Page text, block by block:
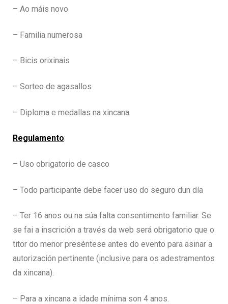
– Ao máis novo
– Familia numerosa
– Bicis orixinais
– Sorteo de agasallos
– Diploma e medallas na xincana
Regulamento:
– Uso obrigatorio de casco
– Todo participante debe facer uso do seguro dun día
– Ter 16 anos ou na súa falta consentimento familiar. Se
se fai a inscrición a través da web será obrigatorio que o
titor do menor preséntese antes do evento para asinar a
autorización pertinente (inclusive para os adestramentos
da xincana).
– Para a xincana a idade mínima son 4 anos.